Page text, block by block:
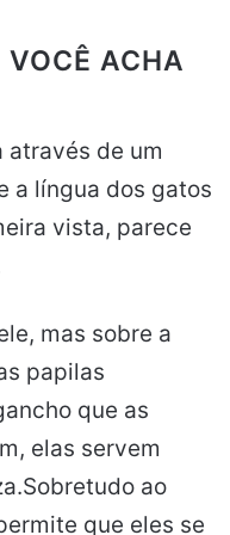
VOCÊ ACHA
através de um
a língua dos gatos
vista, parece
mas sobre a
papilas
que as
elas servem
ao
que eles se